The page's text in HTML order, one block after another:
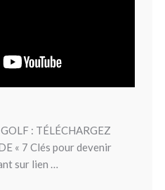
: TÉLÉCHARGEZ
« 7 Clés pour devenir
sur lien …